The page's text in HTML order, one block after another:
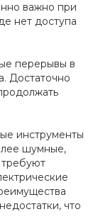
важно при
нет доступа
перерывы в
Достаточно
инструменты
шумные,
что